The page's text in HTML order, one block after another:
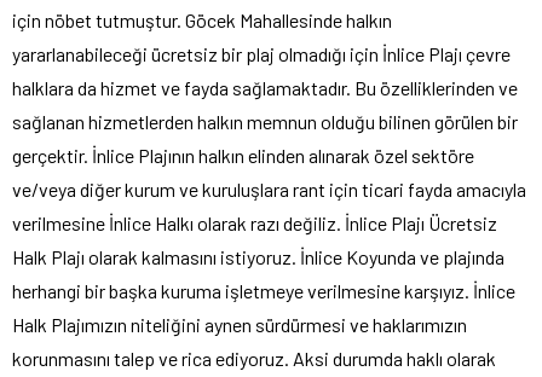
için nöbet tutmuştur. Göcek Mahallesinde halkın
yararlanabileceği ücretsiz bir plaj olmadığı için İnlice Plajı çevre
halklara da hizmet ve fayda sağlamaktadır. Bu özelliklerinden ve
sağlanan hizmetlerden halkın memnun olduğu bilinen görülen bir
gerçektir. İnlice Plajının halkın elinden alınarak özel sektöre
ve/veya diğer kurum ve kuruluşlara rant için ticari fayda amacıyla
verilmesine İnlice Halkı olarak razı değiliz. İnlice Plajı Ücretsiz
Halk Plajı olarak kalmasını istiyoruz. İnlice Koyunda ve plajında
herhangi bir başka kuruma işletmeye verilmesine karşıyız. İnlice
Halk Plajımızın niteliğini aynen sürdürmesi ve haklarımızın
korunmasını talep ve rica ediyoruz. Aksi durumda haklı olarak